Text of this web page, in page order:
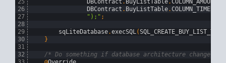
25
26
27
28
29
30
31
32
DBContract . BuyListTable.COLUMN_AMOUNT
DBContract . BuyListTable.
");" ;
sqLiteDatabase.execSQL(
}
/* Do something if database architecture change*/